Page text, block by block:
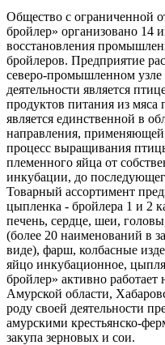
Общество с ограниченной
бройлер» организовано 14
восстановления
бройлеров. Предприятие
северо-промышленном
деятельности является
продуктов питания из
является единственной в
направления,
процесс выращивания
племенного яйца от
инкубации, до
Товарный ассортимент
цыпленка - бройлера 1 и 2
печень, сердце, шеи,
(более 20 наименований в
виде), фарш, колбасные
яйцо инкубационное,
бройлер» активно
Амурской области,
роду своей деятельности
амурскими крестьянско-
закупа зерновых и сои.